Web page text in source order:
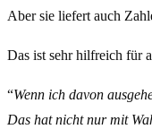
Aber sie liefert auch
Das ist sehr hilfreich für
“Wenn ich davon
Das hat nicht nur mit